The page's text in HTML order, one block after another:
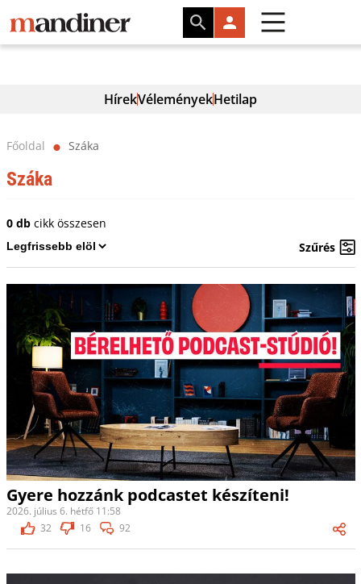
HírekVéleményekHetilap
Főoldal ⬤ Száka
Száka
0 dbcikk összesen
Szűrés
Gyere hozzánk podcastet készíteni!
2026. július 6. hétfő 11:58
32
16 92